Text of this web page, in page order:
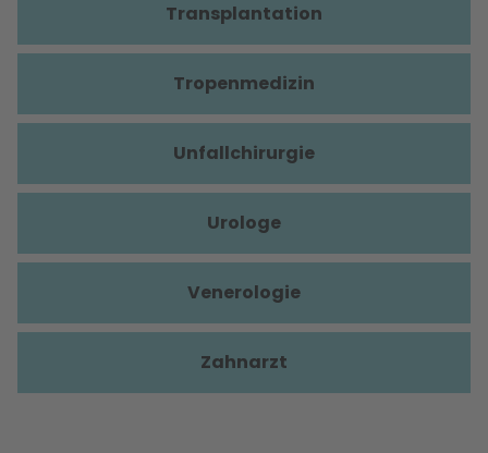
Transplantation
Tropenmedizin
Unfallchirurgie
Urologe
Venerologie
Zahnarzt